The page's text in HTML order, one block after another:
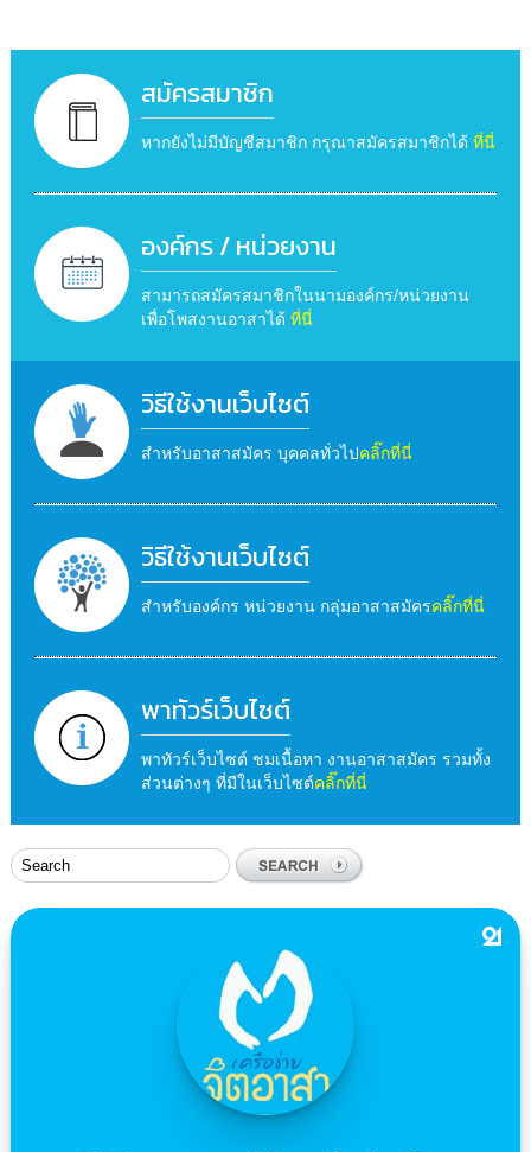
สมัครสมาชิก
หากยังไม่มีบัญชีสมาชิก กรุณาสมัครสมาชิกได้ ที่นี่
องค์กร / หน่วยงาน
สามารถสมัครสมาชิกในนามองค์กร/หน่วยงาน
เพื่อโพสงานอาสาได้ ที่นี่
วิธีใช้งานเว็บไซต์
สำหรับอาสาสมัคร บุคคลทั่วไปคลิ๊กที่นี่
วิธีใช้งานเว็บไซต์
สำหรับองค์กร หน่วยงาน กลุ่มอาสาสมัครคลิ๊กที่นี่
พาทัวร์เว็บไซต์
พาทัวร์เว็บไซต์ ชมเนื้อหา งานอาสาสมัคร รวมทั้ง
ส่วนต่างๆ ที่มีในเว็บไซต์คลิ๊กที่นี่